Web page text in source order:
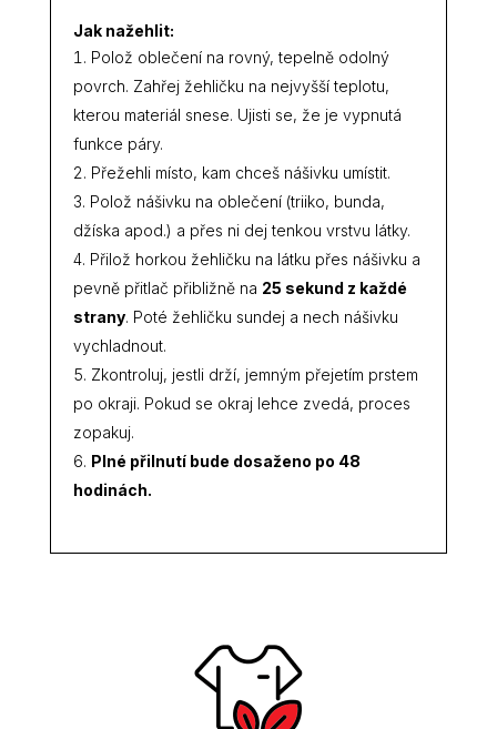
Jak nažehlit:
Polož oblečení na rovný, tepelně odolný
povrch. Zahřej žehličku na nejvyšší teplotu,
kterou materiál snese. Ujisti se, že je vypnutá
funkce páry.
Přežehli místo, kam chceš nášivku umístit.
Polož nášivku na oblečení (triiko, bunda,
džíska apod.) a přes ni dej tenkou vrstvu látky.
Přilož horkou žehličku na látku přes nášivku a
pevně přitlač přibližně na 25 sekund z každé
strany. Poté žehličku sundej a nech nášivku
vychladnout.
Zkontroluj, jestli drží, jemným přejetím prstem
po okraji. Pokud se okraj lehce zvedá, proces
zopakuj.
Plné přilnutí bude dosaženo po 48
hodinách.